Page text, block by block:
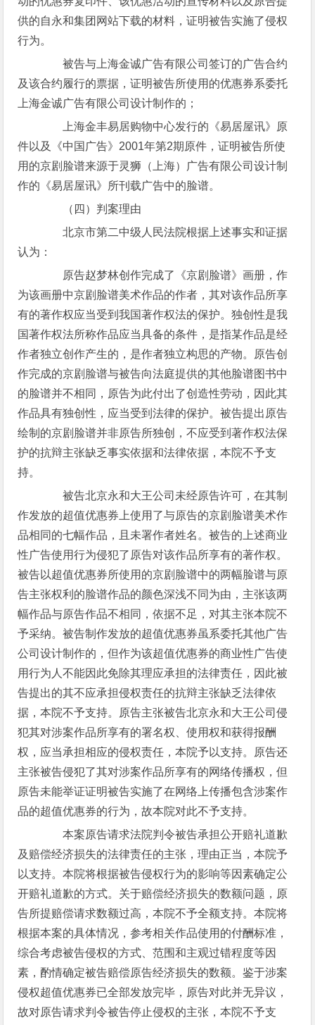
供的自永和集团网站下载的材料，证明被告实施了侵权
行为。
被告与上海金诚广告有限公司签订的广告合约
及该合约履行的票据，证明被告所使用的优惠券系委托
上海金诚广告有限公司设计制作的；
上海金丰易居购物中心发行的《易居屋讯》原
件以及《中国广告》2001年第2期原件，证明被告所使
用的京剧脸谱来源于灵狮（上海）广告有限公司设计制
作的《易居屋讯》所刊载广告中的脸谱。
（四）判案理由
北京市第二中级人民法院根据上述事实和证据
认为：
原告赵梦林创作完成了《京剧脸谱》画册，作
为该画册中京剧脸谱美术作品的作者，其对该作品所享
有的著作权应当受到我国著作权法的保护。独创性是我
国著作权法所称作品应当具备的条件，是指某作品是经
作者独立创作产生的，是作者独立构思的产物。原告创
作完成的京剧脸谱与被告向法庭提供的其他脸谱图书中
的脸谱并不相同，原告为此付出了创造性劳动，因此其
作品具有独创性，应当受到法律的保护。被告提出原告
绘制的京剧脸谱并非原告所独创，不应受到著作权法保
护的抗辩主张缺乏事实依据和法律依据，本院不予支
持。
被告北京永和大王公司未经原告许可，在其制
作发放的超值优惠券上使用了与原告的京剧脸谱美术作
品相同的七幅作品，且未署作者姓名。被告的上述商业
性广告使用行为侵犯了原告对该作品所享有的著作权。
被告以超值优惠券所使用的京剧脸谱中的两幅脸谱与原
告主张权利的脸谱作品的颜色深浅不同为由，主张该两
幅作品与原告作品不相同，依据不足，对其主张本院不
予采纳。被告制作发放的超值优惠券虽系委托其他广告
公司设计制作的，但作为该超值优惠券的商业性广告使
用行为人不能因此免除其理应承担的法律责任，因此被
告提出的其不应承担侵权责任的抗辩主张缺乏法律依
据，本院不予支持。原告主张被告北京永和大王公司侵
犯其对涉案作品所享有的署名权、使用权和获得报酬
权，应当承担相应的侵权责任，本院予以支持。原告还
主张被告侵犯了其对涉案作品所享有的网络传播权，但
原告未能举证证明被告实施了在网络上传播包含涉案作
品的超值优惠券的行为，故本院对此不予支持。
本案原告请求法院判令被告承担公开赔礼道歉
及赔偿经济损失的法律责任的主张，理由正当，本院予
以支持。本院将根据被告侵权行为的影响等因素确定公
开赔礼道歉的方式。关于赔偿经济损失的数额问题，原
告所提赔偿请求数额过高，本院不予全额支持。本院将
根据本案的具体情况，参考相关作品使用的付酬标准，
综合考虑被告侵权的方式、范围和主观过错程度等因
素，酌情确定被告赔偿原告经济损失的数额。鉴于涉案
侵权超值优惠券已全部发放完毕，原告对此并无异议，
故对原告请求判令被告停止侵权的主张，本院不予支